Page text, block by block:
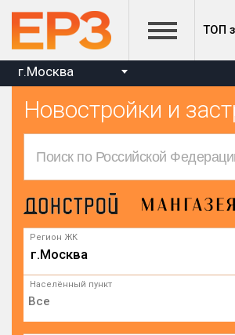
ТОП
г.Москва
Новостройки и
Регион ЖК
г.Москва
Населённый пункт